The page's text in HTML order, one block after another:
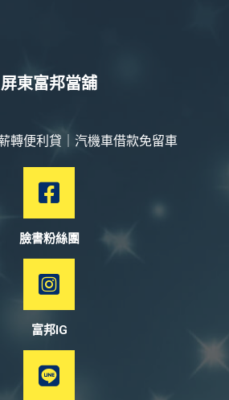
屏東富邦當舖
轉便利貸｜汽機車借款免留車
臉書粉絲團
富邦IG